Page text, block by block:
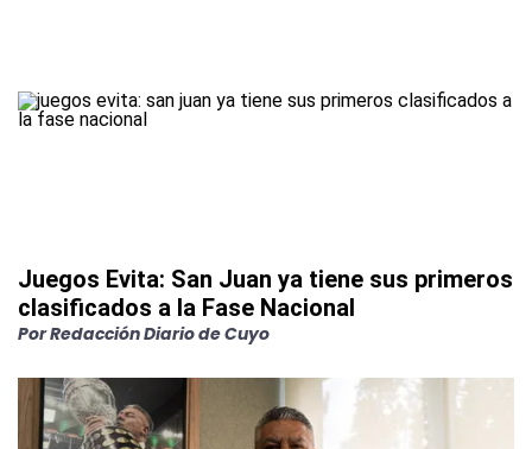
Juegos Evita: San Juan ya tiene sus primeros
clasificados a la Fase Nacional
PorRedacción Diario de Cuyo